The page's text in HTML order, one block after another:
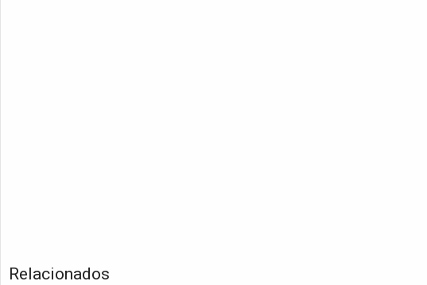
Relacionados